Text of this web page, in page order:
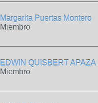
Margarita Puertas Montero
Miembro
EDWIN QUISBERT APAZA
Miembro